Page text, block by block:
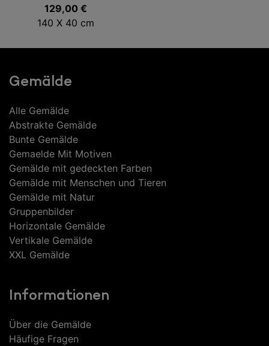
129,00 €
140 X 40 cm
Gemälde
Alle Gemälde
Abstrakte Gemälde
Bunte Gemälde
Gemaelde Mit Motiven
Gemälde mit gedeckten Farben
Gemälde mit Menschen und Tieren
Gemälde mit Natur
Gruppenbilder
Horizontale Gemälde
Vertikale Gemälde
XXL Gemälde
Informationen
Über die Gemälde
Häufige Fragen